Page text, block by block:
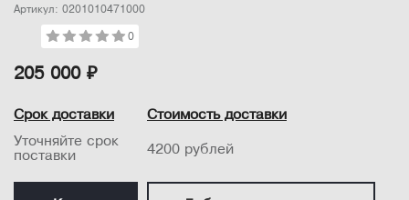
Артикул: 0201010471000
0
205 000 ₽
Срок доставки
Уточняйте срок
поставки
Стоимость доставки
4200 рублей